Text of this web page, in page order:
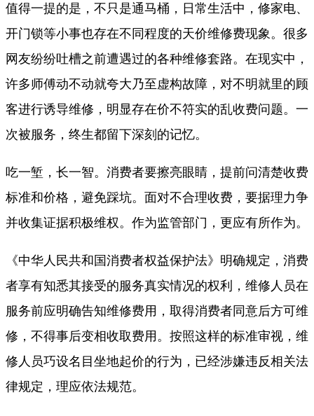
值得一提的是，不只是通马桶，日常生活中，修家电、
开门锁等小事也存在不同程度的天价维修费现象。很多
网友纷纷吐槽之前遭遇过的各种维修套路。在现实中，
许多师傅动不动就夸大乃至虚构故障，对不明就里的顾
客进行诱导维修，明显存在价不符实的乱收费问题。一
次被服务，终生都留下深刻的记忆。
吃一堑，长一智。消费者要擦亮眼睛，提前问清楚收费
标准和价格，避免踩坑。面对不合理收费，要据理力争
并收集证据积极维权。作为监管部门，更应有所作为。
《中华人民共和国消费者权益保护法》明确规定，消费
者享有知悉其接受的服务真实情况的权利，维修人员在
服务前应明确告知维修费用，取得消费者同意后方可维
修，不得事后变相收取费用。按照这样的标准审视，维
修人员巧设名目坐地起价的行为，已经涉嫌违反相关法
律规定，理应依法规范。